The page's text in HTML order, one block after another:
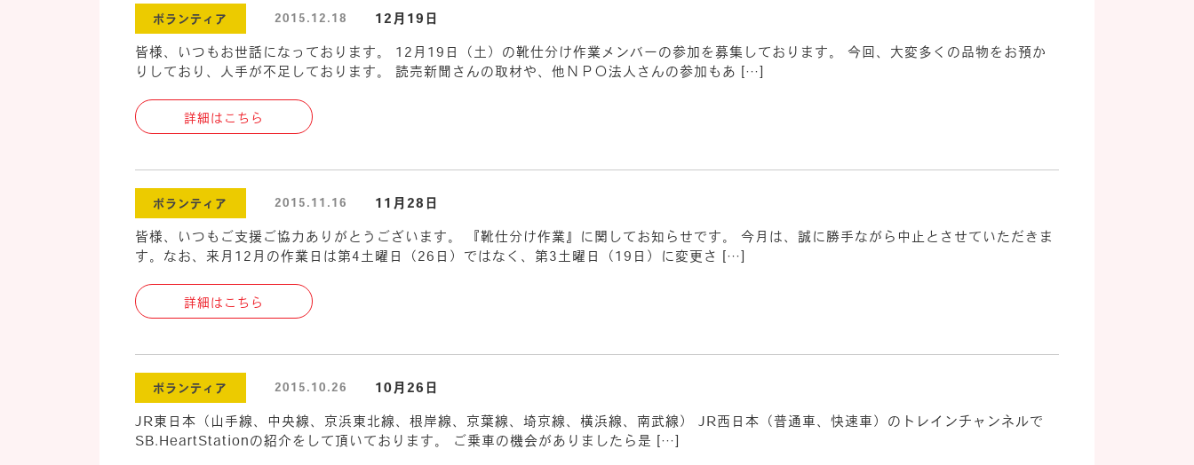
ボランティア 2015.12.18 12月19日
皆様、いつもお世話になっております。 12月19日（土）の靴仕分け作業メンバーの参加を募集しております。 今回、大変多くの品物をお預か
りしており、人手が不足しております。 読売新聞さんの取材や、他ＮＰＯ法人さんの参加もあ […]
詳細はこちら
ボランティア 2015.11.16 11月28日
皆様、いつもご支援ご協力ありがとうございます。 『靴仕分け作業』に関してお知らせです。 今月は、誠に勝手ながら中止とさせていただきま
す。なお、来月12月の作業日は第4土曜日（26日）ではなく、第3土曜日（19日）に変更さ […]
詳細はこちら
ボランティア 2015.10.26 10月26日
JR東日本（山手線、中央線、京浜東北線、根岸線、京葉線、埼京線、横浜線、南武線） JR西日本（普通車、快速車）のトレインチャンネルで
SB.HeartStationの紹介をして頂いております。 ご乗車の機会がありましたら是 […]